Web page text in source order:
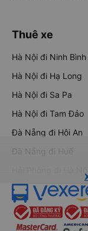
Thuê xe
Hà Nội đi Ninh Bình
Hà Nội đi Hạ Long
Hà Nội đi Sa Pa
Hà Nội đi Tam Đảo
Đà Nẵng đi Hội An
Đà Nẵng đi Huế